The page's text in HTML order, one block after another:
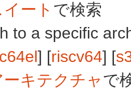
ート で検索
to a specific
] [riscv64] [
キテクチャで